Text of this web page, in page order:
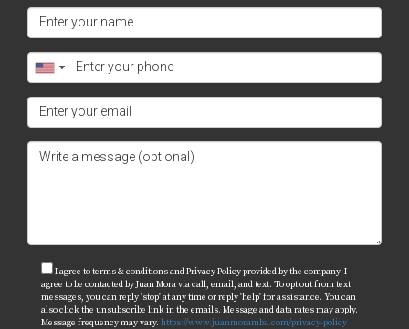
I agree to terms & conditions and Privacy Policy provided by the company. I
agree to be contacted by Juan Mora via call, email, and text. To opt out from text
messages, you can reply 'stop' at any time or reply 'help' for assistance. You can
also click the unsubscribe link in the emails. Message and data rates may apply.
Message frequency may vary. https://www.juanmoramba.com/privacy-policy